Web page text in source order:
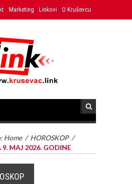
Marketing Linkovi O Kruševcu
Home / HOROSKOP /
MAJ 2026. GODINE